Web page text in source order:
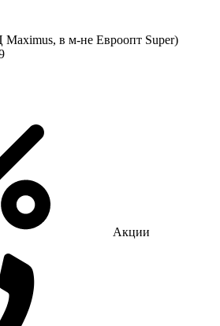
в м-не Евроопт Super)
Акции